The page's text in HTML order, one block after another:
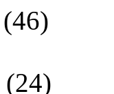
(46)
(24)